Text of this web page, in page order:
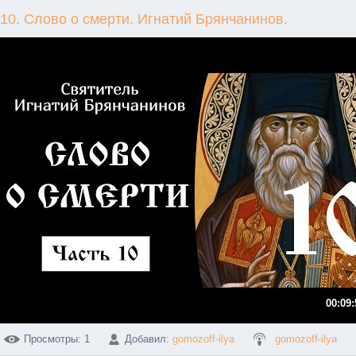
10. Слово о смерти. Игнатий Брянчанинов.
Просмотры: 1 Добавил: gomozoff-ilya gomozoff-ilya